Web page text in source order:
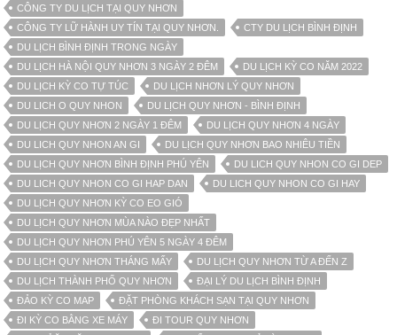
CÔNG TY DU LỊCH TẠI QUY NHƠN
CÔNG TY LỮ HÀNH UY TÍN TẠI QUY NHƠN.
CTY DU LỊCH BÌNH ĐỊNH
DU LỊCH BÌNH ĐỊNH TRONG NGÀY
DU LỊCH HÀ NỘI QUY NHƠN 3 NGÀY 2 ĐÊM
DU LỊCH KỲ CO NĂM 2022
DU LỊCH KỲ CO TỰ TÚC
DU LỊCH NHƠN LÝ QUY NHƠN
DU LICH O QUY NHON
DU LỊCH QUY NHƠN - BÌNH ĐỊNH
DU LỊCH QUY NHƠN 2 NGÀY 1 ĐÊM
DU LỊCH QUY NHƠN 4 NGÀY
DU LICH QUY NHON AN GI
DU LỊCH QUY NHƠN BAO NHIÊU TIỀN
DU LỊCH QUY NHƠN BÌNH ĐỊNH PHÚ YÊN
DU LICH QUY NHON CO GI DEP
DU LICH QUY NHON CO GI HAP DAN
DU LICH QUY NHON CO GI HAY
DU LỊCH QUY NHƠN KỲ CO EO GIÓ
DU LỊCH QUY NHƠN MÙA NÀO ĐẸP NHẤT
DU LỊCH QUY NHƠN PHÚ YÊN 5 NGÀY 4 ĐÊM
DU LỊCH QUY NHƠN THÁNG MẤY
DU LỊCH QUY NHƠN TỪ A ĐẾN Z
DU LỊCH THÀNH PHỐ QUY NHƠN
ĐẠI LÝ DU LỊCH BÌNH ĐỊNH
ĐẢO KỲ CO MAP
ĐẶT PHÒNG KHÁCH SẠN TẠI QUY NHƠN
ĐI KỲ CO BẰNG XE MÁY
ĐI TOUR QUY NHƠN